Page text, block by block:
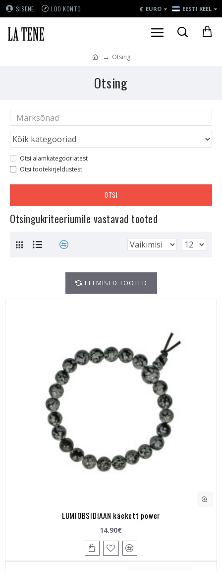
SISENE LOO KONTO € EURO EESTI KEEL
Otsing
Otsing
Otsi alamkategooriatest
Otsi tootekirjeldustest
OTSI
Otsingukriteeriumile vastavad tooted
EELMISED TOOTED
LUMIOBSIDIAAN käekett power
14.90€